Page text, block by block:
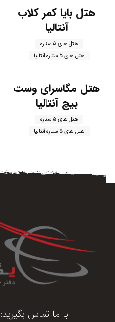
هتل بایا کمر کلاب
آنتالیا
هتل های 5 ستاره
هتل های 5 ستاره آنتالیا
هتل مگاسرای وست
بیچ آنتالیا
هتل های 5 ستاره
هتل های 5 ستاره آنتالیا
با ما تماس بگیرید: